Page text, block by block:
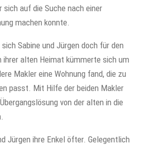
sich auf die Suche nach einer
machen konnte.
Sabine und Jürgen doch für den
ihrer alten Heimat kümmerte sich um
Makler eine Wohnung fand, die zu
passt. Mit Hilfe der beiden Makler
von der alten in die
Jürgen ihre Enkel öfter. Gelegentlich